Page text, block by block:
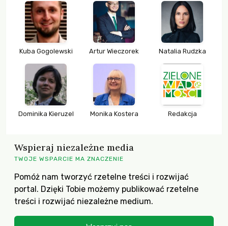
Kuba Gogolewski Artur Wieczorek Natalia Rudzka
Dominika Kieruzel Monika Kostera Redakcja
Wspieraj niezależne media
TWOJE WSPARCIE MA ZNACZENIE
Pomóż nam tworzyć rzetelne treści i rozwijać
portal. Dzięki Tobie możemy publikować rzetelne
treści i rozwijać niezależne medium.